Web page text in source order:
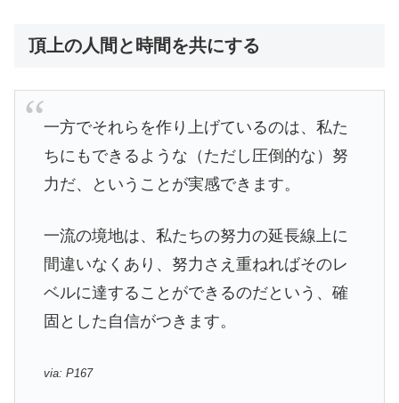
頂上の人間と時間を共にする
一方でそれらを作り上げているのは、私た
ちにもできるような（ただし圧倒的な）努
力だ、ということが実感できます。
一流の境地は、私たちの努力の延長線上に
間違いなくあり、努力さえ重ねればそのレ
ベルに達することができるのだという、確
固とした自信がつきます。
via: P167